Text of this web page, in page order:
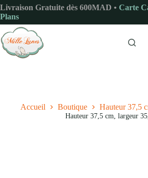
Passer
au
contenu
Livraison Gratuite dès 600MAD • Carte
Plans
Accueil Boutique Hauteur 37,5
Hauteur 37,5 cm, largeur